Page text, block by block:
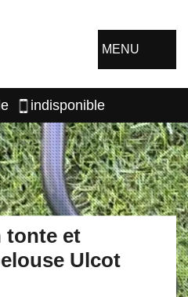
MENU
indisponible
tonte et
Ulcot